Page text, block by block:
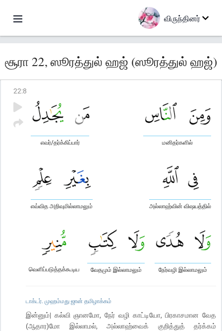
விருந்தினர்
சூரா 22, ஸூரத்துல் ஹஜ் (ஸூரத்துல் ஹஜ்)
22:8
மனிதர்களில்
எவர்/தர்க்கிப்பார்
அல்லாஹ்வின் விஷயத்தில்
எவ்வித அறிவுமில்லாமலும்
நேர்வழி இல்லாமலும்
வேதமும் இல்லாமலும்
வெளிப்படுத்தக்கூடிய
டாக்டர். முஹம்மது ஜான் தமிழாக்கம்
இன்னும்| கல்வி ஞானமோ, நேர் வழி காட்டியோ, பிரகாசமான வேத
(ஆதார)மோ இல்லாமல், அல்லாஹ்வைக் குறித்துத் தர்க்கம்